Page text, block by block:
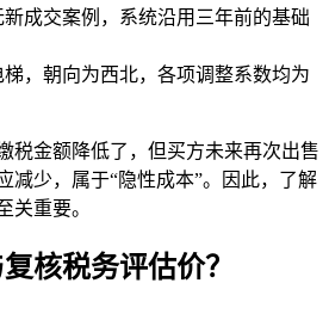
成交案例，系统沿用三年前的基础
，朝向为西北，各项调整系数均为
税金额降低了，但买方未来再次出售
减少，属于“隐性成本”。因此，了解
关重要。
核税务评估价？